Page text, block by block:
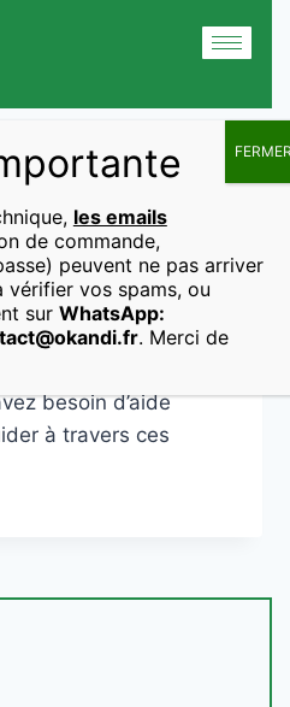
une
:
besoin d’aide
à travers ces
les emails
de commande,
peuvent ne pas arriver
vérifier vos spams, ou
sur WhatsApp:
. Merci de